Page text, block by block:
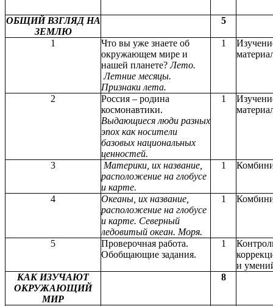
ОБЩИЙ ВЗГЛЯД НА
ЗЕМЛЮ
5
1
Что вы уже знаете об
окружающем мире и
нашей планете?Лето.
Летние месяцы.
Признаки лета.
1
2
Россия – родина
космонавтики.
Выдающиеся люди разных
эпох как носители
базовых национальных
ценностей.
1
3
Материки, их название,
расположение на глобусе
и карте.
1
4
Океаны, их название,
расположение на глобусе
и карте. Северный
ледовитый океан. Моря.
1
5
Проверочная работа.
Обобщающие задания.
1
и
КАК ИЗУЧАЮТ
ОКРУЖАЮЩИЙ
МИР
8